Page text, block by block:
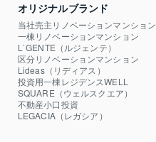
オリジナルブランド
当社売主リノベーションマンション
一棟リノベーションマンション
L`GENTE（ルジェンテ）
区分リノベーションマンション
Lideas（リディアス）
投資用一棟レジデンスWELL
SQUARE（ウェルスクエア）
不動産小口投資
LEGACIA（レガシア）